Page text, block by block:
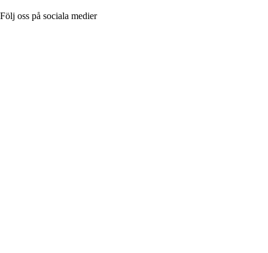
Följ oss på sociala medier